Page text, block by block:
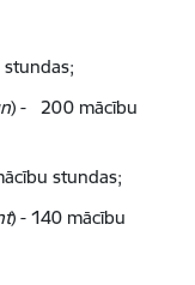
stundas;
) - 200 mācību
stundas;
) - 140 mācību